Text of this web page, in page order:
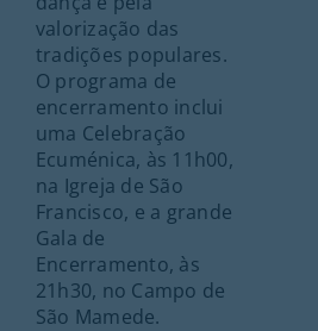
valorização das
tradições populares.
O programa de
encerramento inclui
uma Celebração
Ecuménica, às 11h00,
na Igreja de São
Francisco, e a grande
Gala de
Encerramento, às
21h30, no Campo de
São Mamede.